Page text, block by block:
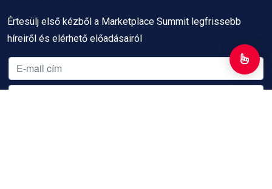
Értesülj első kézből a Marketplace Summit legfrissebb
híreiről és elérhető előadásairól